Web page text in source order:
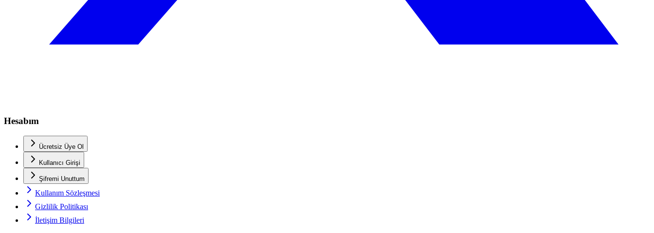
Hesabım
Ücretsiz Üye Ol
Kullanıcı Girişi
Şifremi Unuttum
Kullanım Sözleşmesi
Gizlilik Politikası
İletişim Bilgileri